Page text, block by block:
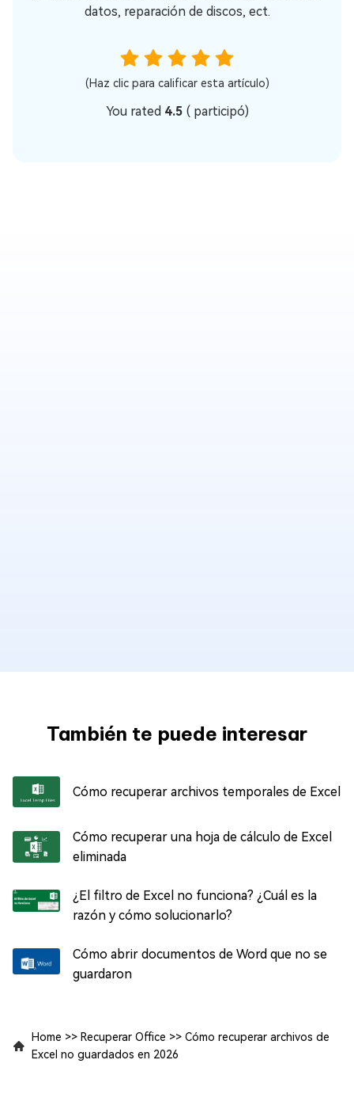
datos, reparación de discos, ect.
(Haz clic para calificar esta artículo)
You rated 4.5 (participó)
También te puede interesar
Cómo recuperar archivos temporales de Excel
Cómo recuperar una hoja de cálculo de Excel
eliminada
¿El filtro de Excel no funciona? ¿Cuál es la
razón y cómo solucionarlo?
Cómo abrir documentos de Word que no se
guardaron
Home >> Recuperar Office >> Cómo recuperar archivos de
Excel no guardados en 2026